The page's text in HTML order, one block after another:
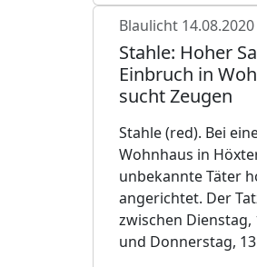
Blaulicht
Stahle: Hoher
Einbruch in
sucht Zeugen
Stahle (red). Bei
Wohnhaus in
unbekannte Täter
angerichtet. Der
zwischen Dienstag,
und Donnerstag,